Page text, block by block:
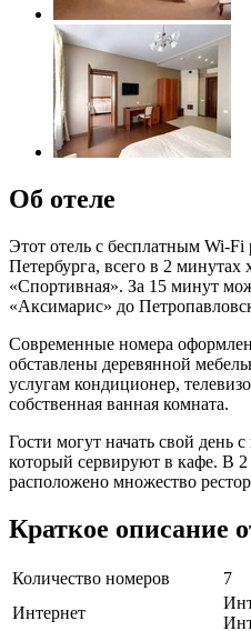
Об отеле
Этот отель с бесплатным Wi-
Петербурга, всего в 2 минутах
«Спортивная». За 15 минут
«Аксимарис» до
Современные номера
обставлены деревянной
услугам кондиционер,
собственная ванная комната.
Гости могут начать свой день
который сервируют в кафе. В
расположено множество
Краткое описание
Количество номеров
7
Интернет